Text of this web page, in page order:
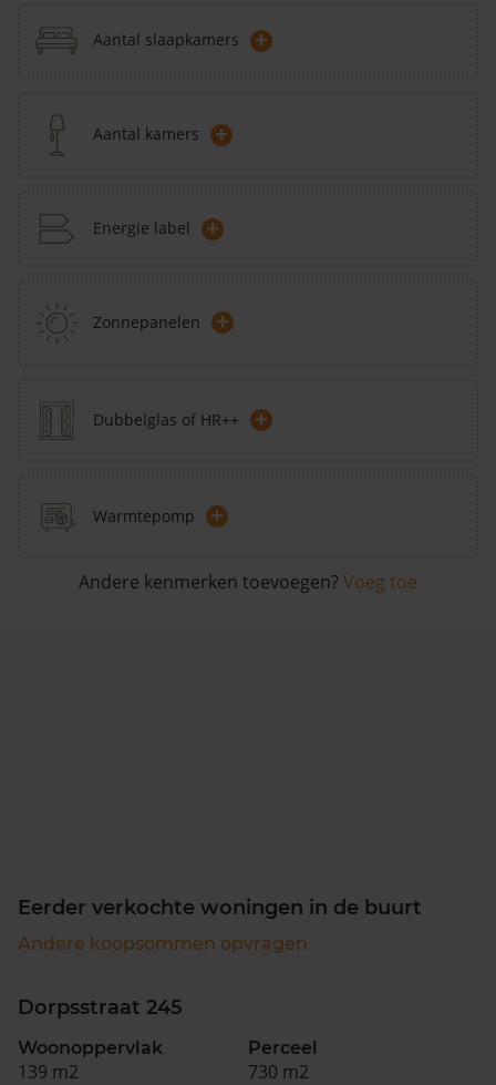
Aantal slaapkamers +
Aantal kamers +
Energie label +
Zonnepanelen +
Dubbelglas of HR++ +
Warmtepomp +
Andere kenmerken toevoegen? Voeg toe
Eerder verkochte woningen in de buurt
Andere koopsommen opvragen
Dorpsstraat 245
Woonoppervlak
139 m2
Perceel
730 m2